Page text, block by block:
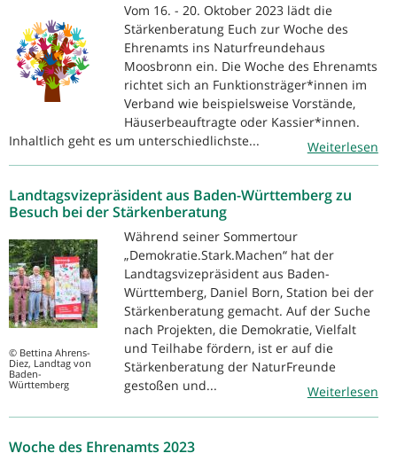
Vom 16. - 20. Oktober 2023 lädt die
Stärkenberatung Euch zur Woche des
Ehrenamts ins Naturfreundehaus
Moosbronn ein. Die Woche des Ehrenamts
richtet sich an Funktionsträger*innen im
Verband wie beispielsweise Vorstände,
Häuserbeauftragte oder Kassier*innen.
Inhaltlich geht es um unterschiedlichste...
Weiterlesen
Landtagsvizepräsident aus Baden-Württemberg zu
Besuch bei der Stärkenberatung
© Bettina Ahrens-
Diez, Landtag von
Baden-
Württemberg
Während seiner Sommertour
„Demokratie.Stark.Machen“ hat der
Landtagsvizepräsident aus Baden-
Württemberg, Daniel Born, Station bei der
Stärkenberatung gemacht. Auf der Suche
nach Projekten, die Demokratie, Vielfalt
und Teilhabe fördern, ist er auf die
Stärkenberatung der NaturFreunde
gestoßen und...
Weiterlesen
Woche des Ehrenamts 2023